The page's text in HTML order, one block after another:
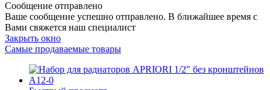
Сообщение отправлено
Ваше сообщение успешно отправлено. В ближайшее время с
Вами свяжется наш специалист
Закрыть окно
Самые продаваемые товары